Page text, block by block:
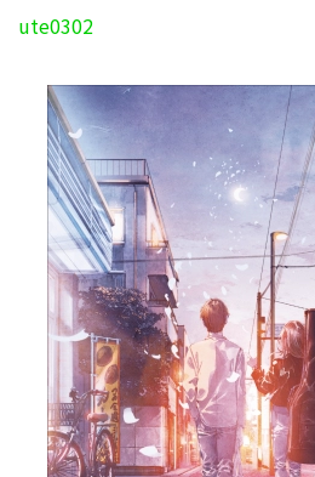
ute0302